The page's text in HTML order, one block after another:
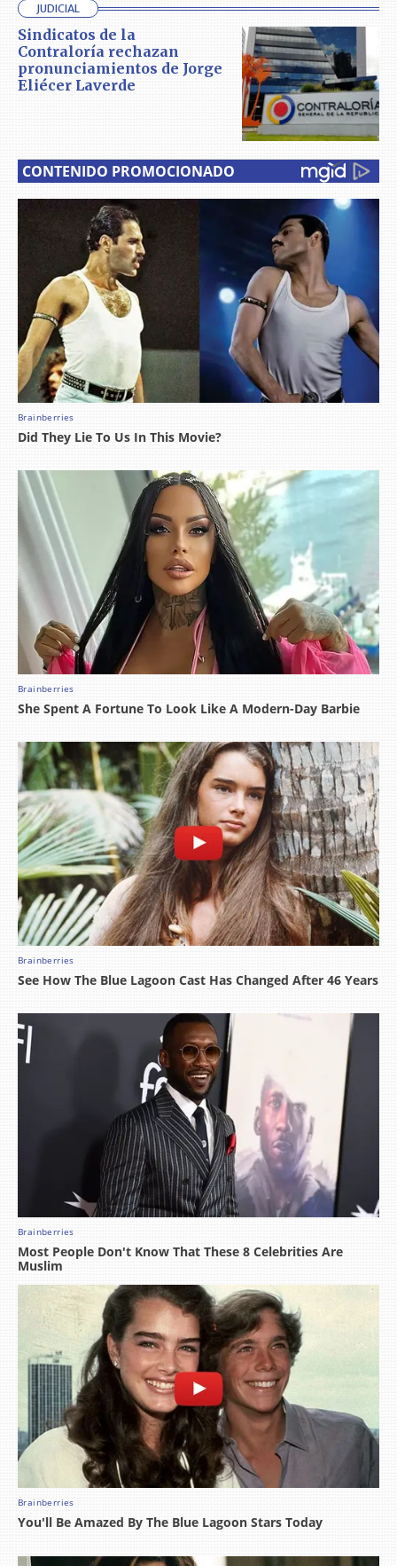
JUDICIAL
Sindicatos de la
Contraloría rechazan
pronunciamientos de Jorge
Eliécer Laverde